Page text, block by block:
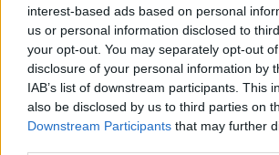
interest-based ads based on personal
us or personal information disclosed to
your opt-out. You may separately opt-out
disclosure of your personal information by
IAB’s list of downstream participants. This
also be disclosed by us to third parties on
Downstream Participants that may further